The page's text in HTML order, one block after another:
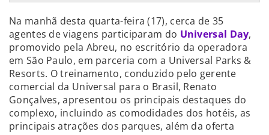
Na manhã desta quarta-feira (17), cerca de 35
agentes de viagens participaram do Universal Day,
promovido pela Abreu, no escritório da operadora
em São Paulo, em parceria com a Universal Parks &
Resorts. O treinamento, conduzido pelo gerente
comercial da Universal para o Brasil, Renato
Gonçalves, apresentou os principais destaques do
complexo, incluindo as comodidades dos hotéis, as
principais atrações dos parques, além da oferta